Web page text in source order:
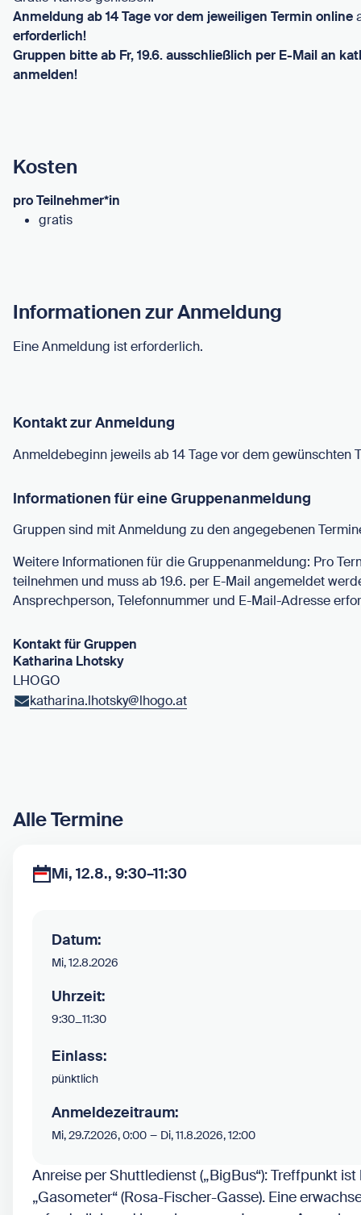
Anmeldung ab 14 Tage vor dem jeweiligen Termin online
erforderlich!
Gruppen bitte ab Fr, 19.6. ausschließlich per E-Mail an
anmelden!
Kosten
pro Teilnehmer*in
gratis
Informationen zur Anmeldung
Eine Anmeldung ist erforderlich.
Kontakt zur Anmeldung
Anmeldebeginn jeweils ab 14 Tage vor dem gewünschten
Informationen für eine Gruppenanmeldung
Gruppen sind mit Anmeldung zu den angegebenen
Weitere Informationen für die Gruppenanmeldung: Pro
teilnehmen und muss ab 19.6. per E-Mail angemeldet
Ansprechperson, Telefonnummer und E-Mail-Adresse
Kontakt für Gruppen
Katharina Lhotsky
LHOGO
katharina.lhotsky@lhogo.at
Alle Termine
Mi, 12.8., 9:30–11:30
Datum:
Mi, 12.8.2026
Uhrzeit:
9:30–11:30
Einlass:
pünktlich
Anmeldezeitraum:
Mi, 29.7.2026, 0:00 – Di, 11.8.2026, 12:00
Anreise per Shuttledienst („BigBus“): Treffpunkt
„Gasometer“ (Rosa-Fischer-Gasse). Eine